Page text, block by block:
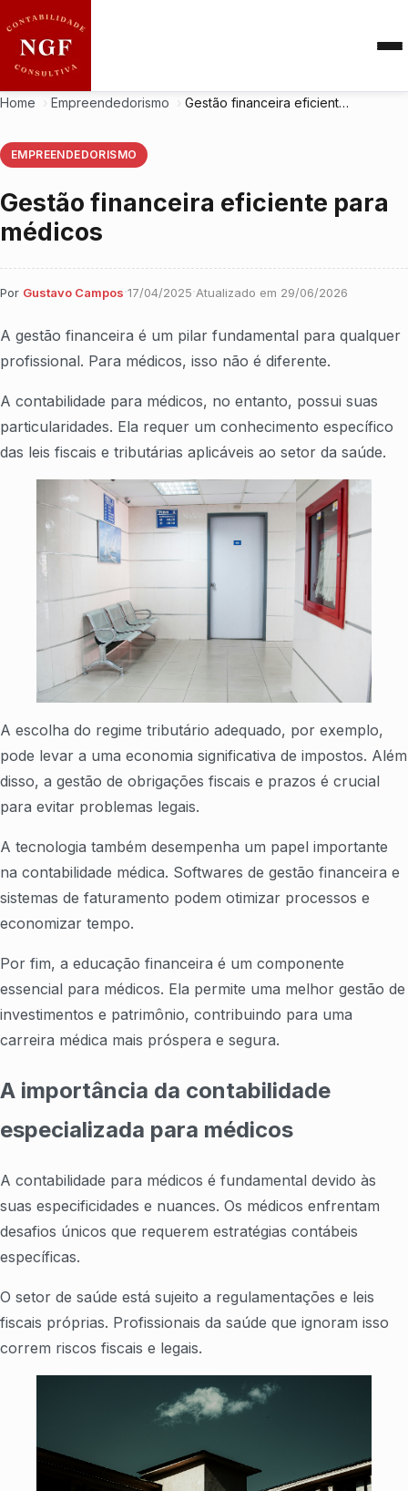
Home › Empreendedorismo › Gestão financeira eficiente para médicos
EMPREENDEDORISMO
Gestão financeira eficiente para
médicos
Por Gustavo Campos·17/04/2025·Atualizado em 29/06/2026
A gestão financeira é um pilar fundamental para qualquer
profissional. Para médicos, isso não é diferente.
A contabilidade para médicos, no entanto, possui suas
particularidades. Ela requer um conhecimento específico
das leis fiscais e tributárias aplicáveis ao setor da saúde.
A escolha do regime tributário adequado, por exemplo,
pode levar a uma economia significativa de impostos. Além
disso, a gestão de obrigações fiscais e prazos é crucial
para evitar problemas legais.
A tecnologia também desempenha um papel importante
na contabilidade médica. Softwares de gestão financeira e
sistemas de faturamento podem otimizar processos e
economizar tempo.
Por fim, a educação financeira é um componente
essencial para médicos. Ela permite uma melhor gestão de
investimentos e patrimônio, contribuindo para uma
carreira médica mais próspera e segura.
A importância da contabilidade
especializada para médicos
A contabilidade para médicos é fundamental devido às
suas especificidades e nuances. Os médicos enfrentam
desafios únicos que requerem estratégias contábeis
específicas.
O setor de saúde está sujeito a regulamentações e leis
fiscais próprias. Profissionais da saúde que ignoram isso
correm riscos fiscais e legais.